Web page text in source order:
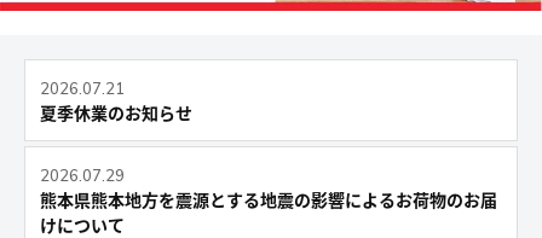
2026.07.21
夏季休業のお知らせ
2026.07.29
熊本県熊本地方を震源とする地震の影響によるお荷物のお届
けについて